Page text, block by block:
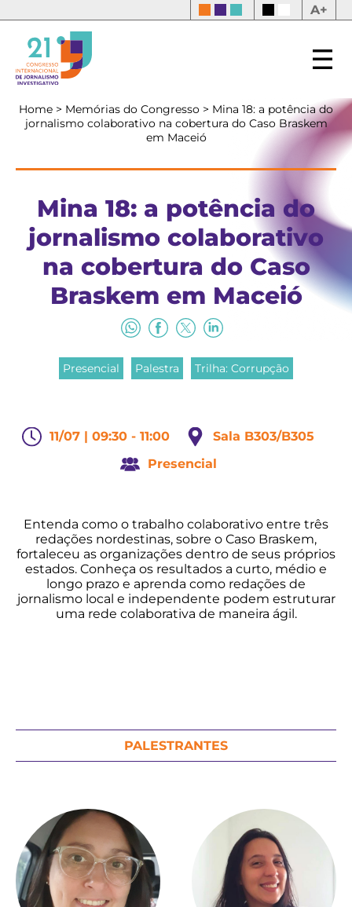
A+
Home > Memórias do Congresso > Mina 18: a potência do
jornalismo colaborativo na cobertura do Caso Braskem
em Maceió
Mina 18: a potência do
jornalismo colaborativo
na cobertura do Caso
Braskem em Maceió
Presencial Palestra Trilha: Corrupção
11/07 | 09:30 - 11:00
Sala B303/B305
Presencial
Entenda como o trabalho colaborativo entre três
redações nordestinas, sobre o Caso Braskem,
fortaleceu as organizações dentro de seus próprios
estados. Conheça os resultados a curto, médio e
longo prazo e aprenda como redações de
jornalismo local e independente podem estruturar
uma rede colaborativa de maneira ágil.
PALESTRANTES